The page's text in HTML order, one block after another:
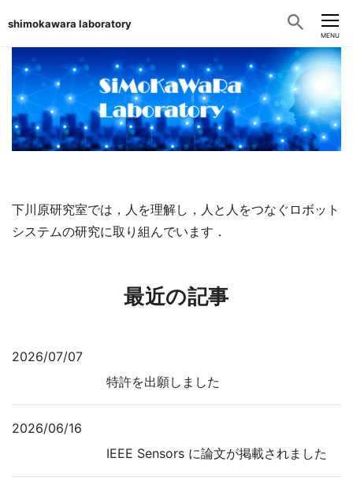
CLOSE
MENU
下川原研究室では，人を理解し，人と人をつなぐロボット
システムの研究に取り組んでいます．
最近の記事
2026/07/07
特許を出願しました
2026/06/16
IEEE Sensors に論文が掲載されました
shimokawara laboratory